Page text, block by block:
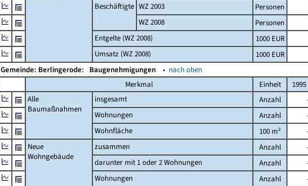
Beschäftigte WZ 2003 Personen
WZ 2008
Personen
Entgelte (WZ 2008)
1000 EUR
Umsatz (WZ 2008)
1000 EUR
Gemeinde: Berlingerode: Baugenehmigungen ▴ nach oben
Merkmal
Einheit 1995
Alle
Baumaßnahmen
insgesamt Anzahl
Wohnungen
Anzahl
Wohnfläche
100 m²
Neue
Wohngebäude
zusammen Anzahl
darunter mit 1 oder 2 Wohnungen
Anzahl
Wohnungen
Anzahl